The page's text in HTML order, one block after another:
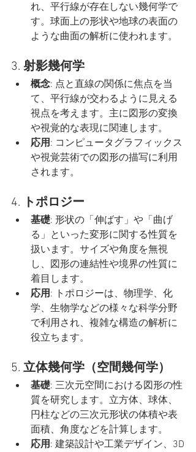
れ、平行線が存在しない幾何学で
す。球面上の形状や地球の表面の
ような曲面の解析に使われます。
3. 射影幾何学
概念: 点と直線の関係に焦点を当
て、平行線が交わるように見える
視点を考えます。主に図形の変換
や視覚的な表現に関連します。
応用: コンピュータグラフィックス
や視覚芸術での図形の描写に利用
されます。
4. トポロジー
基礎: 形状の「伸ばす」や「曲げ
る」といった変形に関する性質を
扱います。サイズや角度を無視
し、図形の連結性や境界の性質に
着目します。
応用: トポロジーは、物理学、化
学、生物学などの様々な科学分野
で利用され、複雑な構造の解析に
役立ちます。
5. 立体幾何学（空間幾何学）
基礎: 三次元空間における図形の性
質を研究します。立方体、球体、
円柱などの三次元形状の体積や表
面積、角度などを計算します。
応用: 建築設計や工業デザイン、3D